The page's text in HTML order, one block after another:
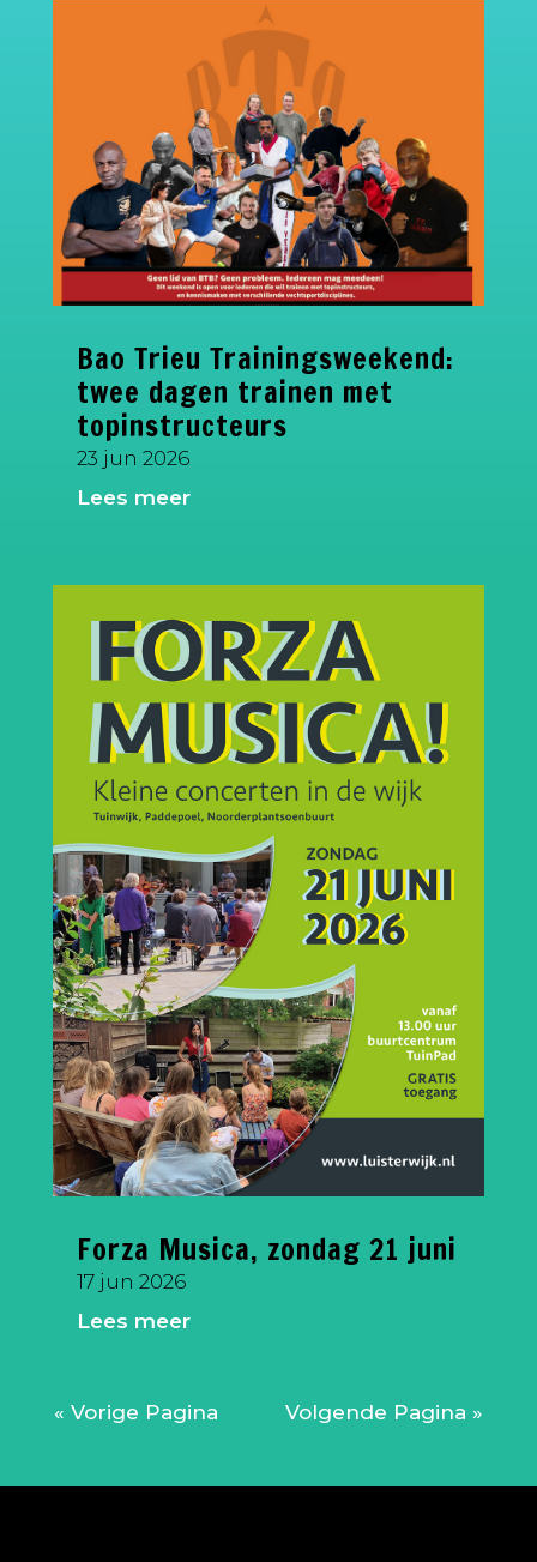
Bao Trieu Trainingsweekend:
twee dagen trainen met
topinstructeurs
23 jun 2026
Lees meer
Forza Musica, zondag 21 juni
17 jun 2026
Lees meer
« Vorige Pagina Volgende Pagina »